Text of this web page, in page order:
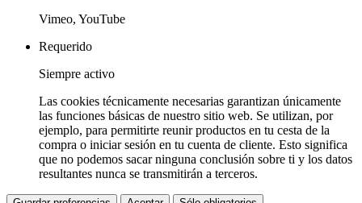
Vimeo, YouTube
Requerido
Siempre activo
Las cookies técnicamente necesarias garantizan únicamente
las funciones básicas de nuestro sitio web. Se utilizan, por
ejemplo, para permitirte reunir productos en tu cesta de la
compra o iniciar sesión en tu cuenta de cliente. Esto significa
que no podemos sacar ninguna conclusión sobre ti y los datos
resultantes nunca se transmitirán a terceros.